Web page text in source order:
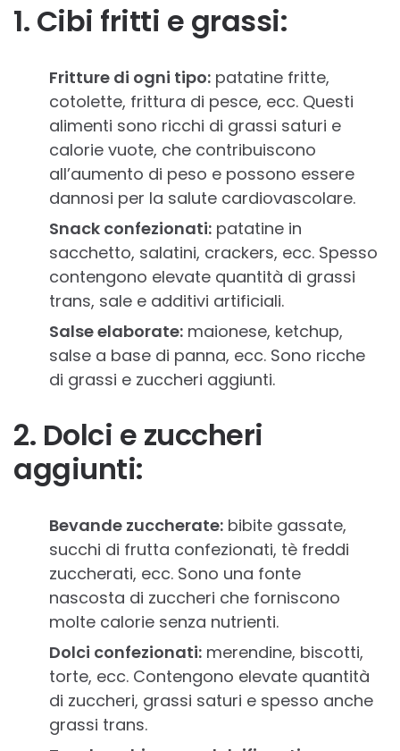
1. Cibi fritti e grassi:
Fritture di ogni tipo: patatine fritte,
cotolette, frittura di pesce, ecc. Questi
alimenti sono ricchi di grassi saturi e
calorie vuote, che contribuiscono
all’aumento di peso e possono essere
dannosi per la salute cardiovascolare.
Snack confezionati: patatine in
sacchetto, salatini, crackers, ecc. Spesso
contengono elevate quantità di grassi
trans, sale e additivi artificiali.
Salse elaborate: maionese, ketchup,
salse a base di panna, ecc. Sono ricche
di grassi e zuccheri aggiunti.
2. Dolci e zuccheri
aggiunti:
Bevande zuccherate: bibite gassate,
succhi di frutta confezionati, tè freddi
zuccherati, ecc. Sono una fonte
nascosta di zuccheri che forniscono
molte calorie senza nutrienti.
Dolci confezionati: merendine, biscotti,
torte, ecc. Contengono elevate quantità
di zuccheri, grassi saturi e spesso anche
grassi trans.